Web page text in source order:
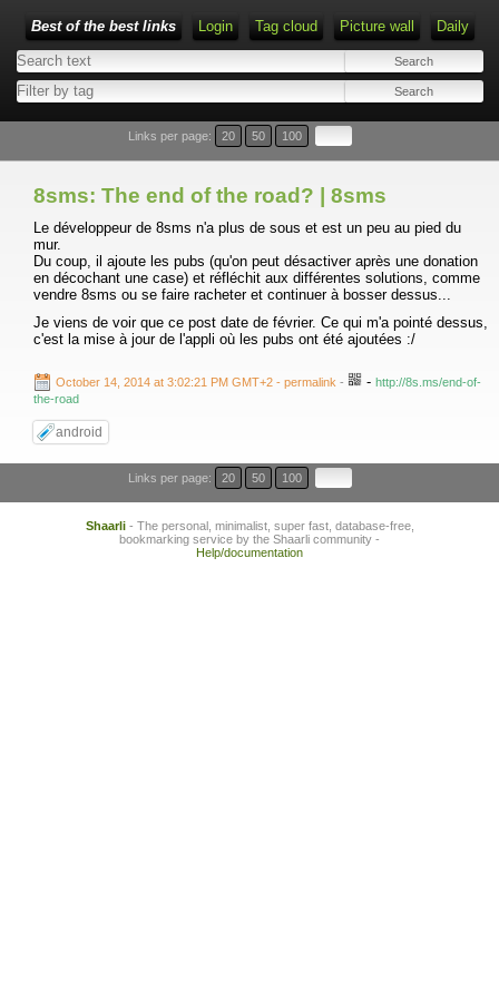
Best of the best links Login Tag cloud Picture wall Daily
Links per page: 20 50 100
8sms: The end of the road? | 8sms
Le développeur de 8sms n'a plus de sous et est un peu au pied du
mur.
Du coup, il ajoute les pubs (qu'on peut désactiver après une donation
en décochant une case) et réfléchit aux différentes solutions, comme
vendre 8sms ou se faire racheter et continuer à bosser dessus...
Je viens de voir que ce post date de février. Ce qui m'a pointé dessus,
c'est la mise à jour de l'appli où les pubs ont été ajoutées :/
October 14, 2014 at 3:02:21 PM GMT+2 - permalink - - http://8s.ms/end-of-
the-road
android
Links per page: 20 50 100
Shaarli- The personal, minimalist, super fast, database-free,
bookmarking service by the Shaarli community -
Help/documentation